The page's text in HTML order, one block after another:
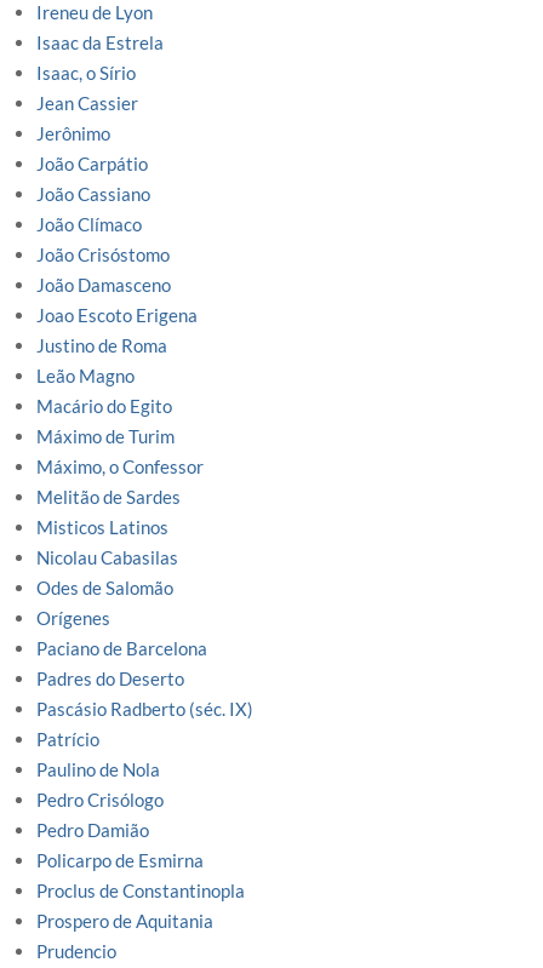
Ireneu de Lyon
Isaac da Estrela
Isaac, o Sírio
Jean Cassier
Jerônimo
João Carpátio
João Cassiano
João Clímaco
João Crisóstomo
João Damasceno
Joao Escoto Erigena
Justino de Roma
Leão Magno
Macário do Egito
Máximo de Turim
Máximo, o Confessor
Melitão de Sardes
Misticos Latinos
Nicolau Cabasilas
Odes de Salomão
Orígenes
Paciano de Barcelona
Padres do Deserto
Pascásio Radberto (séc. IX)
Patrício
Paulino de Nola
Pedro Crisólogo
Pedro Damião
Policarpo de Esmirna
Proclus de Constantinopla
Prospero de Aquitania
Prudencio